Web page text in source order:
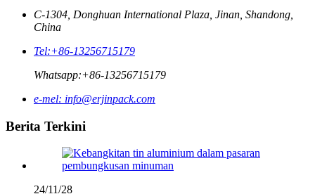
C-1304, Donghuan International Plaza, Jinan, Shandong,
China
Tel:+86-13256715179
Whatsapp:+86-13256715179
e-mel: info@erjinpack.com
Berita Terkini
24/11/28